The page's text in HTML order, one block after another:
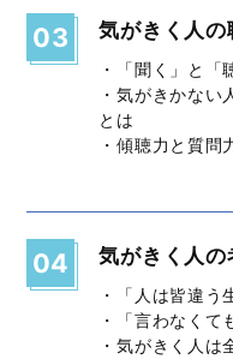
03 気がきく人の
・「聞く」と「
・気がきかない
とは
・傾聴力と質問
04 気がきく人の
・「人は皆違う
・「言わなくて
・気がきく人は